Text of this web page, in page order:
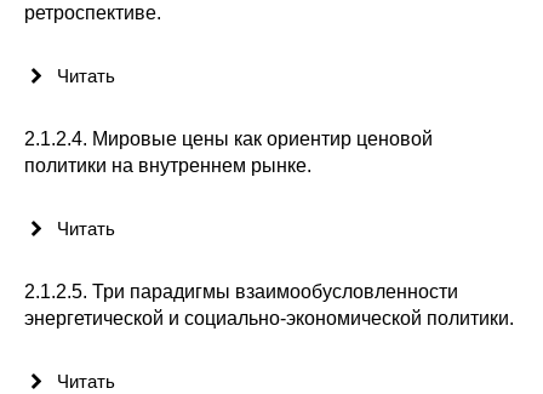
ретроспективе.
Читать
2.1.2.4. Мировые цены как ориентир ценовой
политики на внутреннем рынке.
Читать
2.1.2.5. Три парадигмы взаимообусловленности
энергетической и социально-экономической политики.
Читать